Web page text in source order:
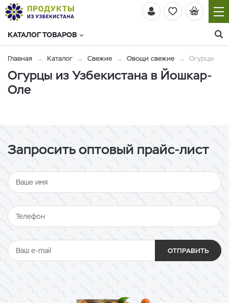
КАТАЛОГ ТОВАРОВ
Главная Каталог Свежие Овощи свежие Огурцы
Огурцы из Узбекистана в Йошкар-
Оле
Запросить оптовый прайс-лист
ОТПРАВИТЬ